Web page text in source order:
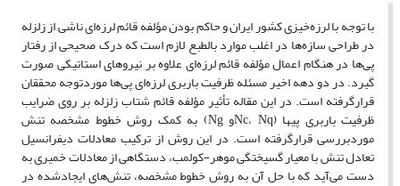
با توجه با لرزه‌خیزی کشور ایران و حاکم بودن مؤلفه قائم لرزه‌ای ناشی از زلزله
در طراحی سازه‌ها در اغلب موارد بالطبع لازم است که درک صحیحی از رفتار
پی‌ها در هنگام اعمال مؤلفه قائم لرزه‌ای علاوه بر نیروهای استاتیکی صورت
گیرد. در دو دهه اخیر مسئله ظرفیت باربری لرزه‌ای پی‌ها موردتوجه محققان
قرارگرفته است. در این مقاله تأثیر مؤلفه قائم شتاب زلزله بر روی ضرایب
ظرفیت باربری پی­ها (Nc، Nqو Ng) به کمک روش خطوط مشخصه تنش
موردبررسی قرارگرفته است. در این روش از ترکیب معادلات دیفرانسیل
تعادل تنش با معیار گسیختگی موهر-کولمب، دستگاهی از معادلات خمیری به
دست می‌آید که با حل آن به روش خطوط مشخصه، تنش‌های ایجادشده در